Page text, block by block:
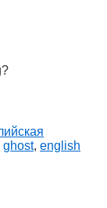
ghost, english